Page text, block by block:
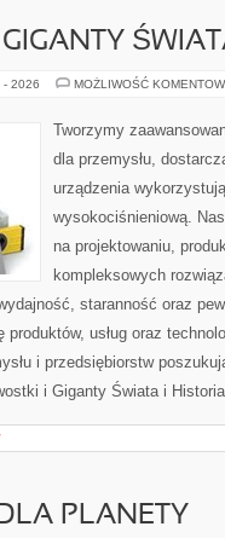
- 2026 MOŻLIWOŚĆ
Tworzymy
dla przemysłu,
urządzenia
wysokociśnieniową.
na projektowaniu,
kompleksowych
staranność oraz
usług oraz
i przedsiębiorstw
i Giganty Świata i
PLANETY